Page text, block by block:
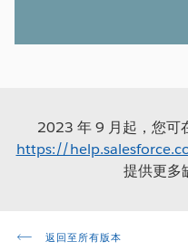
2023 年 9 月起，您可
https://
提供更多
返回至所有版本